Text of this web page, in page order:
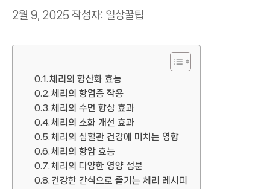
2월 9, 2025 작성자: 일상꿀팁
체리의 항산화 효능
체리의 항염증 작용
체리의 수면 향상 효과
체리의 소화 개선 효과
체리의 심혈관 건강에 미치는 영향
체리의 항암 효능
체리의 다양한 영양 성분
건강한 간식으로 즐기는 체리 레시피